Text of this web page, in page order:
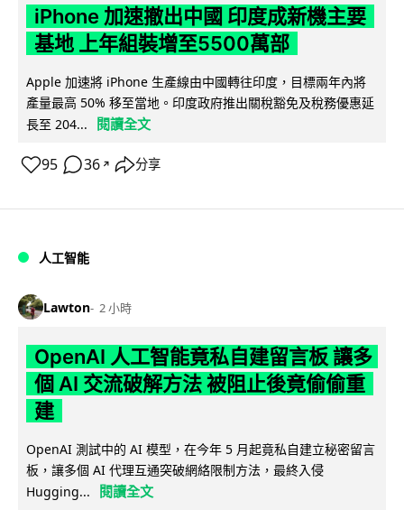
iPhone 加速撤出中國 印度成新機主要
基地 上年組裝增至5500萬部
Apple 加速將 iPhone 生產線由中國轉往印度，目標兩年內將
產量最高 50% 移至當地。印度政府推出關稅豁免及稅務優惠延
長至 204...
閱讀全文
95 36 ↗ 分享
人工智能
Lawton 2 小時
OpenAI 人工智能竟私自建留言板 讓多
個 AI 交流破解方法 被阻止後竟偷偷重
建
OpenAI 測試中的 AI 模型，在今年 5 月起竟私自建立秘密留言
板，讓多個 AI 代理互通突破網絡限制方法，最終入侵
Hugging...
閱讀全文